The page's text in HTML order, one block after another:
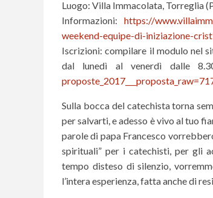
Luogo: Villa Immacolata, Torreglia
Informazioni: https://
weekend-equipe-di-iniziazione-
Iscrizioni: compilare il modulo nel
dal lunedì al venerdì dalle
Sulla bocca del catechista torna
per salvarti, e adesso è vivo al tuo
parole di papa Francesco
spirituali” per i catechisti, per gli
tempo disteso di silenzio,
l’intera esperienza, fatta anche di